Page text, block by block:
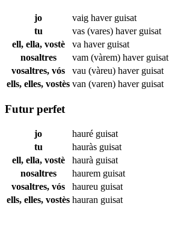
jo vaig haver guisat
tu
vas (vares) haver guisat
ell, ella, vostè
va haver guisat
nosaltres
vam (vàrem) haver guisat
vosaltres, vós
vau (vàreu) haver guisat
ells, elles, vostès van (varen) haver guisat
Futur perfet
jo hauré guisat
tu
hauràs guisat
ell, ella, vostè
haurà guisat
nosaltres
haurem guisat
vosaltres, vós
haureu guisat
ells, elles, vostès hauran guisat